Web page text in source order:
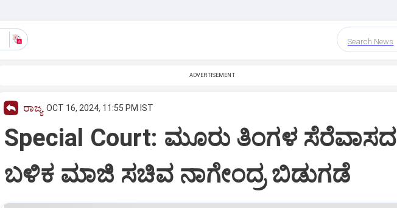
Search News
ADVERTISEMENT
ರಾಜ್ಯ OCT 16, 2024, 11:55 PM IST
Special Court: ಮೂರು ತಿಂಗಳ ಸೆರೆವಾಸದ
ಬಳಿಕ ಮಾಜಿ ಸಚಿವ ನಾಗೇಂದ್ರ ಬಿಡುಗಡೆ